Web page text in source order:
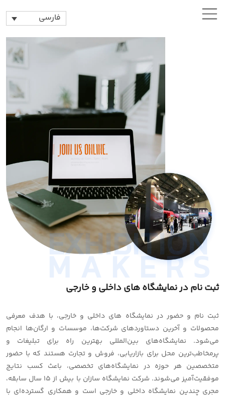
فارسی
ثبت نام در نمایشگاه های داخلی و خارجی
ثبت نام و حضور در نمایشگاه های داخلی و خارجی، با هدف معرفی
محصولات و آخرین دستاوردهای شرکت‌ها، موسسات و ارگان‌ها انجام
می‌شود. نمایشگاه‌های بین‌المللی بهترین راه برای تبلیغات و
پرمخاطب‌ترین محل برای بازاریابی، فروش و تجارت هستند که با حضور
متخصصین هر حوزه در نمایشگاه‌های تخصصی، باعث کسب نتایج
موفقیت‌آمیز می‌شوند. شرکت نمایشگاه سازان با بیش از 15 سال سابقه،
مجری چندین نمایشگاه داخلی و خارجی است و همکاری گسترده‌ای با
EXHIBITION
MAKERS